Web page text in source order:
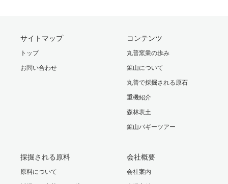
サイトマップ
トップ
お問い合わせ
コンテンツ
丸普窯業の歩み
鉱山について
丸普で採掘される原石
重機紹介
森林表土
鉱山バギーツアー
採掘される原料
原料について
会社概要
会社案内